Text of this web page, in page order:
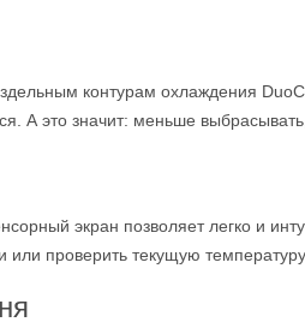
контурам охлаждения
А это значит: меньше
экран позволяет легко и
или проверить текущую